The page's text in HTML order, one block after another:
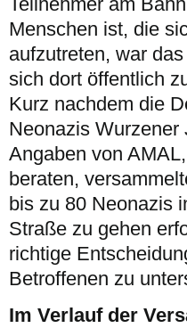
Menschen ist, die
aufzutreten, war
sich dort öffentlich
Kurz nachdem die
Neonazis
Angaben von
beraten,
bis zu 80 Neonazis
Straße zu gehen
richtige
Betroffenen zu
Im Verlauf der